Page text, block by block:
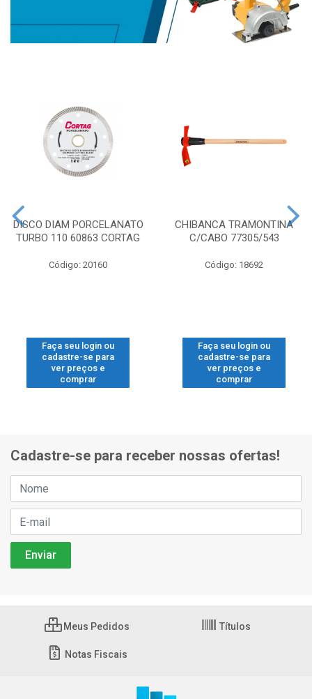
DISCO DIAM PORCELANATO
TURBO 110 60863 CORTAG
Código: 20160
Faça seu login ou
cadastre-se para
ver preços e
comprar
CHIBANCA TRAMONTINA
C/CABO 77305/543
Código: 18692
Faça seu login ou
cadastre-se para
ver preços e
comprar
Cadastre-se para receber nossas ofertas!
Meus Pedidos Títulos
Notas Fiscais